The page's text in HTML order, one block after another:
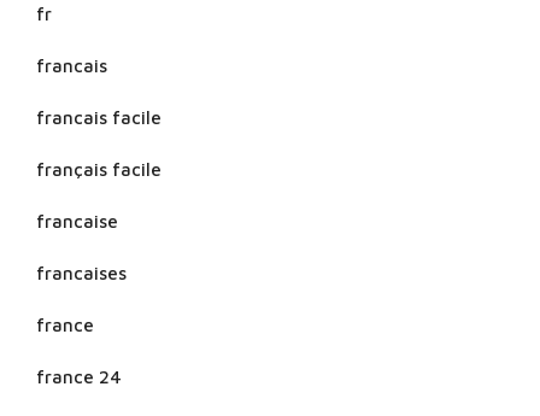
fr
francais
francais facile
français facile
francaise
francaises
france
france 24